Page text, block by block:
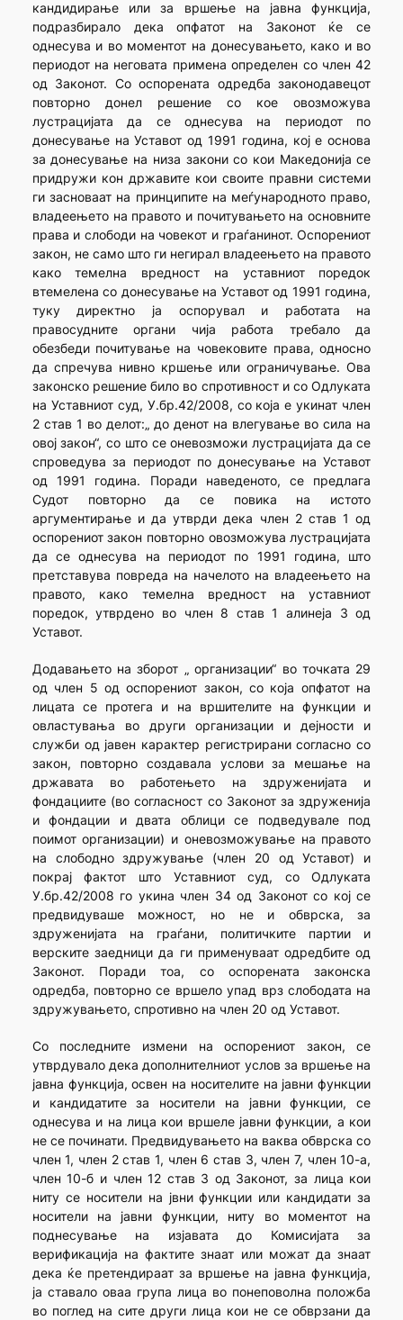
кандидирање или за вршење на јавна функција,
подразбирало дека опфатот на Законот ќе се
однесува и во моментот на донесувањето, како и во
периодот на неговата примена определен со член 42
од Законот. Со оспорената одредба законодавецот
повторно донел решение со кое овозможува
лустрацијата да се однесува на периодот по
донесување на Уставот од 1991 година, кој е основа
за донесување на низа закони со кои Македонија се
придружи кон државите кои своите правни системи
ги засноваат на принципите на меѓународното право,
владеењето на правото и почитувањето на основните
права и слободи на човекот и граѓанинот. Оспорениот
закон, не само што ги негирал владеењето на правото
како темелна вредност на уставниот поредок
втемелена со донесување на Уставот од 1991 година,
туку директно ја оспорувал и работата на
правосудните органи чија работа требало да
обезбеди почитување на човековите права, односно
да спречува нивно кршење или ограничување. Ова
законско решение било во спротивност и со Одлуката
на Уставниот суд, У.бр.42/2008, со која е укинат член
2 став 1 во делот:„ до денот на влегување во сила на
овој закон“, со што се оневозможи лустрацијата да се
спроведува за периодот по донесување на Уставот
од 1991 година. Поради наведеното, се предлага
Судот повторно да се повика на истото
аргументирање и да утврди дека член 2 став 1 од
оспорениот закон повторно овозможува лустрацијата
да се однесува на периодот по 1991 година, што
претставува повреда на начелото на владеењето на
правото, како темелна вредност на уставниот
поредок, утврдено во член 8 став 1 алинеја 3 од
Уставот.
Додавањето на зборот „ организации“ во точката 29
од член 5 од оспорениот закон, со која опфатот на
лицата се протега и на вршителите на функции и
овластувања во други организации и дејности и
служби од јавен карактер регистрирани согласно со
закон, повторно создавала услови за мешање на
државата во работењето на здруженијата и
фондациите (во согласност со Законот за здруженија
и фондации и двата облици се подведувале под
поимот организации) и оневозможување на правото
на слободно здружување (член 20 од Уставот) и
покрај фактот што Уставниот суд, со Одлуката
У.бр.42/2008 го укина член 34 од Законот со кој се
предвидуваше можност, но не и обврска, за
здруженијата на граѓани, политичките партии и
верските заедници да ги применуваат одредбите од
Законот. Поради тоа, со оспорената законска
одредба, повторно се вршело упад врз слободата на
здружувањето, спротивно на член 20 од Уставот.
Со последните измени на оспорениот закон, се
утврдувало дека дополнителниот услов за вршење на
јавна функција, освен на носителите на јавни функции
и кандидатите за носители на јавни функции, се
однесува и на лица кои вршеле јавни функции, а кои
не се починати. Предвидувањето на ваква обврска со
член 1, член 2 став 1, член 6 став 3, член 7, член 10-а,
член 10-б и член 12 став 3 од Законот, за лица кои
ниту се носители на јвни функции или кандидати за
носители на јавни функции, ниту во моментот на
поднесување на изјавата до Комисијата за
верификација на фактите знаат или можат да знаат
дека ќе претендираат за вршење на јавна функција,
ја ставало оваа група лица во понеповолна положба
во поглед на сите други лица кои не се обврзани да